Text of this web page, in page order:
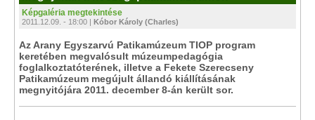
Képgaléria megtekintése
2011.12.09. - 18:00 | Kóbor Károly (Charles)
Az Arany Egyszarvú Patikamúzeum TIOP program
keretében megvalósult múzeumpedagógia
foglalkoztatóterének, illetve a Fekete Szerecseny
Patikamúzeum megújult állandó kiállításának
megnyitójára 2011. december 8-án került sor.